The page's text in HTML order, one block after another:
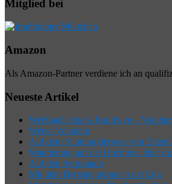
Mitglied bei
Amazon
Als Amazon-Partner verdiene ich an
Neueste Artikel
Weißbach-Speik-Rundweg –
Weiter Wandern
Auf dem Schmugglerweg von
Wanderung auf die Hochries, über
Auf den Serponado
Mit dem Bergsteigerbus in die Eng